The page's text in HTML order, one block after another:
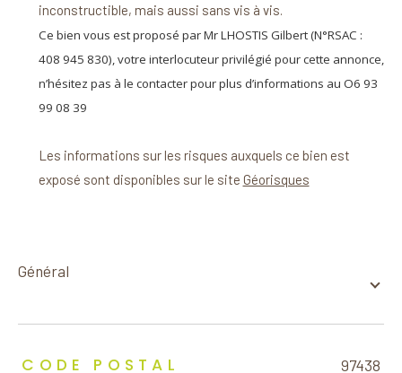
inconstructible, mais aussi sans vis à vis.
Ce bien vous est proposé par Mr LHOSTIS Gilbert (N°RSAC :
408 945 830), votre interlocuteur privilégié pour cette annonce,
n’hésitez pas à le contacter pour plus d’informations au O6 93
99 08 39
Les informations sur les risques auxquels ce bien est
exposé sont disponibles sur le site Géorisques
général
TRAD_ZEPHYR_Caracteristique TRAD_ZEPHYR_Valeurs
CODE POSTAL 97438